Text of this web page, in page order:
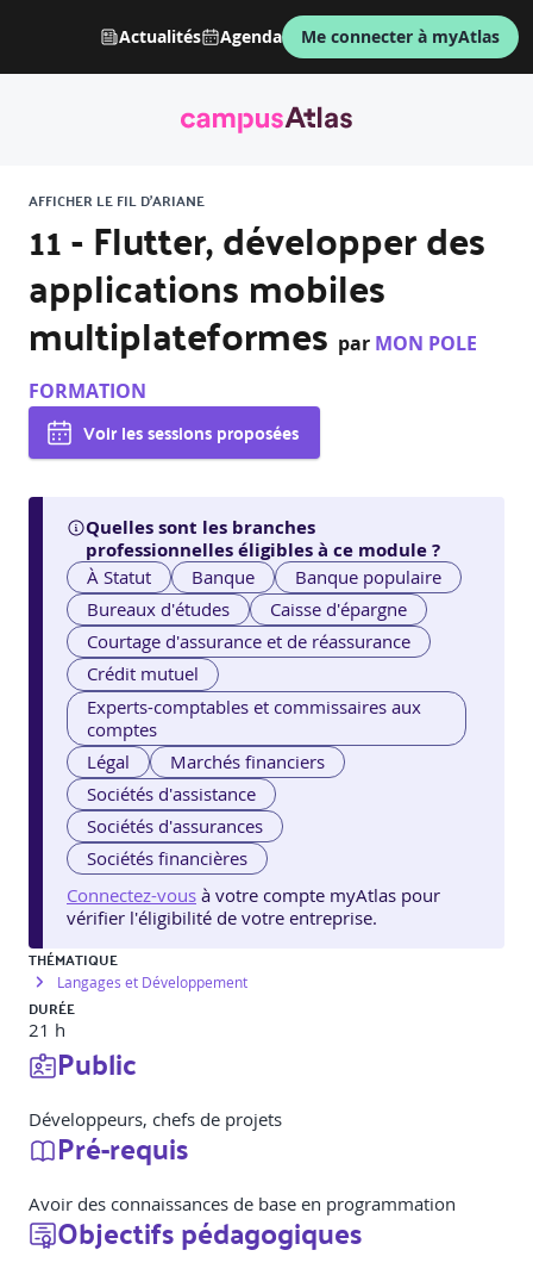
Actualités Agenda Me connecter à myAtlas
AFFICHER LE FIL D'ARIANE
11 - Flutter, développer des
applications mobiles
multiplateformes par MON POLE
FORMATION
Voir les sessions proposées
Quelles sont les branches
professionnelles éligibles à ce module ?
À Statut Banque
Banque populaire
Bureaux d'études
Caisse d'épargne
Courtage d'assurance et de réassurance
Crédit mutuel
Experts-comptables et commissaires aux
comptes
Légal
Marchés financiers
Sociétés d'assistance
Sociétés d'assurances
Sociétés financières
Connectez-vous à votre compte myAtlas pour
vérifier l'éligibilité de votre entreprise.
THÉMATIQUE
Langages et Développement
DURÉE
21 h
Public
Développeurs, chefs de projets
Pré-requis
Avoir des connaissances de base en programmation
Objectifs pédagogiques